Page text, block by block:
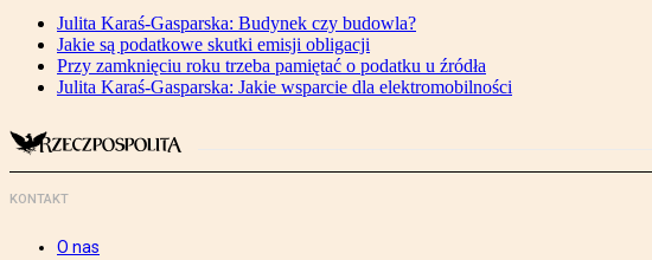
Julita Karaś-Gasparska: Budynek czy budowla?
Jakie są podatkowe skutki emisji obligacji
Przy zamknięciu roku trzeba pamiętać o podatku u źródła
Julita Karaś-Gasparska: Jakie wsparcie dla elektromobilności
KONTAKT
O nas